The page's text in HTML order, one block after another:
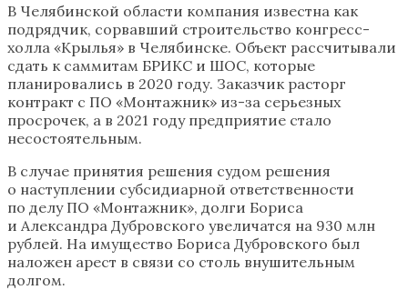
В Челябинской области компания известна как
подрядчик, сорвавший строительство конгресс-
холла «Крылья» в Челябинске. Объект рассчитывали
сдать к саммитам БРИКС и ШОС, которые
планировались в 2020 году. Заказчик расторг
контракт с ПО «Монтажник» из-за серьезных
просрочек, а в 2021 году предприятие стало
несостоятельным.
В случае принятия решения судом решения
о наступлении субсидиарной ответственности
по делу ПО «Монтажник», долги Бориса
и Александра Дубровского увеличатся на 930 млн
рублей. На имущество Бориса Дубровского был
наложен арест в связи со столь внушительным
долгом.